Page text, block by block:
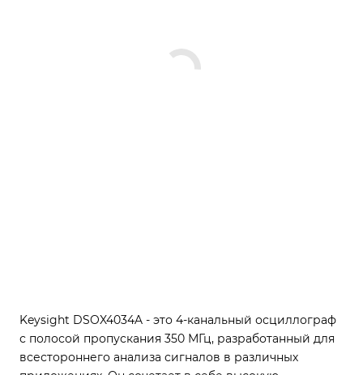
Keysight DSOX4034A - это 4-канальный осциллограф
с полосой пропускания 350 МГц, разработанный для
всестороннего анализа сигналов в различных